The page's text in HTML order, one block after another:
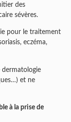
des
sévères.
pour le traitement
eczéma,
dermatologie
et ne
à la prise de